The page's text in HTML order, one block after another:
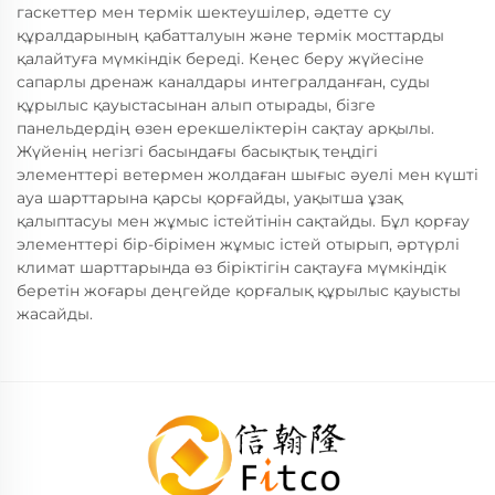
гаскеттер мен термік шектеушілер, әдетте су
құралдарының қабатталуын және термік мосттарды
қалайтуға мүмкіндік береді. Кеңес беру жүйесіне
сапарлы дренаж каналдары интегралданған, суды
құрылыс қауыстасынан алып отырады, бізге
панельдердің өзен ерекшеліктерін сақтау арқылы.
Жүйенің негізгі басындағы басықтық теңдігі
элементтері ветермен жолдаған шығыс әуелі мен күшті
ауа шарттарына қарсы қорғайды, уақытша ұзақ
қалыптасуы мен жұмыс істейтінін сақтайды. Бұл қорғау
элементтері бір-бірімен жұмыс істей отырып, әртүрлі
климат шарттарында өз біріктігін сақтауға мүмкіндік
беретін жоғары деңгейде қорғалық құрылыс қауысты
жасайды.